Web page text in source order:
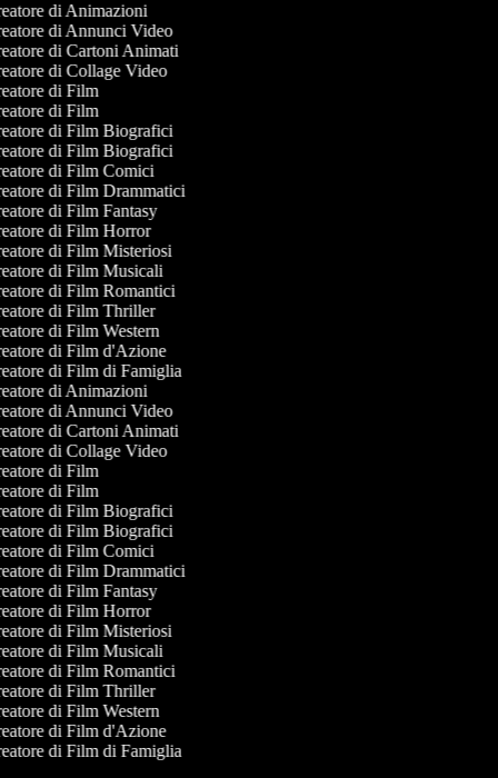
di Animazioni
di Annunci Video
di Cartoni Animati
di Collage Video
di Film
di Film
di Film Biografici
di Film Biografici
di Film Comici
di Film Drammatici
di Film Fantasy
di Film Horror
di Film Misteriosi
di Film Musicali
di Film Romantici
di Film Thriller
di Film Western
di Film d'Azione
di Film di Famiglia
di Animazioni
di Annunci Video
di Cartoni Animati
di Collage Video
di Film
di Film
di Film Biografici
di Film Biografici
di Film Comici
di Film Drammatici
di Film Fantasy
di Film Horror
di Film Misteriosi
di Film Musicali
di Film Romantici
di Film Thriller
di Film Western
di Film d'Azione
di Film di Famiglia